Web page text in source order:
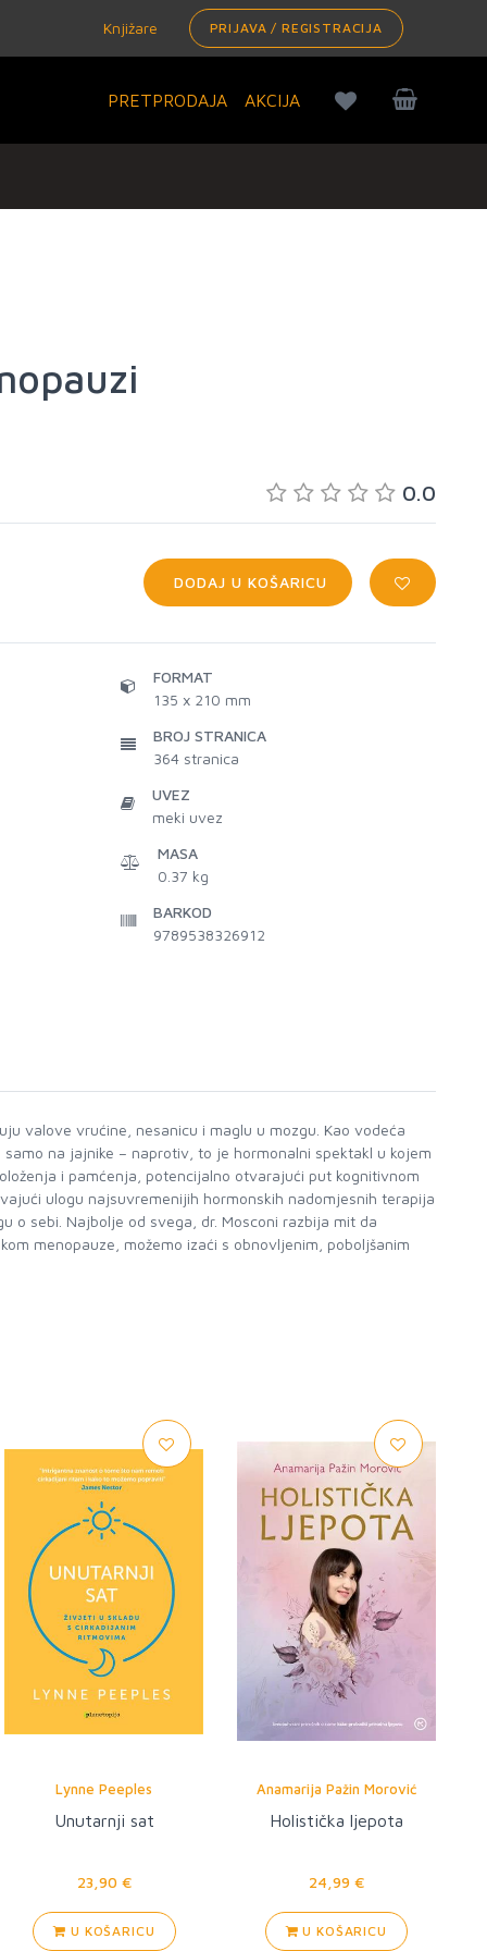
Knjižare PRIJAVA / REGISTRACIJA
PRETPRODAJA AKCIJA
0.0
DODAJ U KOŠARICU
FORMAT
135 x 210 mm
BROJ STRANICA
364 stranica
UVEZ
meki uvez
MASA
0.37 kg
BARKOD
9789538326912
valove vrućine, nesanicu i maglu u mozgu. Kao vodeća
na jajnike – naprotiv, to je hormonalni spektakl u kojem
i pamćenja, potencijalno otvarajući put kognitivnom
ulogu najsuvremenijih hormonskih nadomjesnih terapija
o sebi. Najbolje od svega, dr. Mosconi razbija mit da
menopauze, možemo izaći s obnovljenim, poboljšanim
Lynne Peeples
Unutarnji sat
23,90 €
U KOŠARICU
Anamarija Pažin Morović
Holistička ljepota
24,99 €
U KOŠARICU